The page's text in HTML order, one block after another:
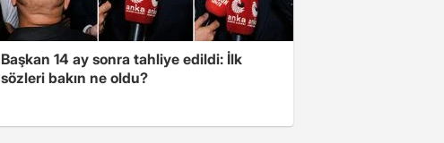
Başkan 14 ay sonra tahliye edildi: İlk
sözleri bakın ne oldu?